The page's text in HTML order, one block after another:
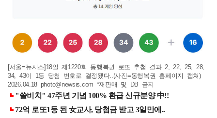
[서울=뉴시스]18일 제1220회 동행복권 로또 추첨 결과 2, 22, 25, 28,
34, 43이 1등 당첨 번호로 결정됐다..(사진=동행복권 홈페이지 캡쳐)
2026.04.18 photo@newsis.com *재판매 및 DB 금지